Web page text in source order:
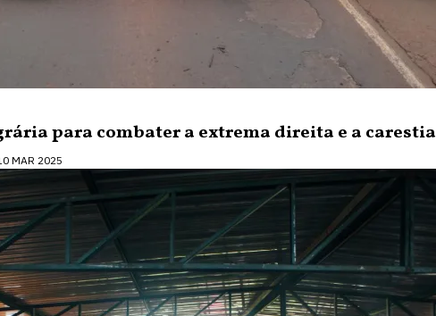
para combater a extrema direita e a carestia
MAR 2025